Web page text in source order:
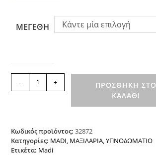
ΜΕΓΕΘΗ Κάντε μία επιλογή
Διακοσμητικό
ποσότητα
- +
ΠΡΟΣΘΉΚΗ ΣΤΟ
ΚΑΛΆΘΙ
Κωδικός προϊόντος:32872
Κατηγορίες: MADI ΜΑΞΙΛΑΡΙΑ ,ΥΠΝΟΔΩΜΑΤΙΟ
Ετικέτα: Madi